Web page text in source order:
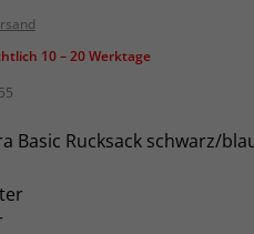
10 – 20 Werktage
Basic Rucksack schwarz/